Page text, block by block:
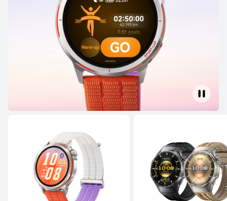
WATCH Ultimate Series
NUEVO
HUAWEI WATCH ULTIMATE DESIGN
Spring Edition
Conoce más
HUAWEI WATCH ULTIMATE DESIGN
Royal Gold Edition
Desde $ 14.999.900